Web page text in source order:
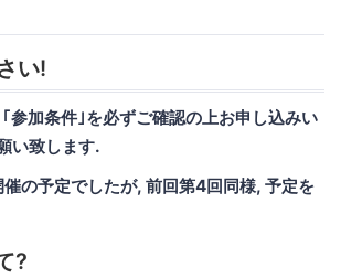
い!
参加条件｣を必ずご確認の上お申し込みい
い致します.
の予定でしたが, 前回第4回同様, 予定を
?